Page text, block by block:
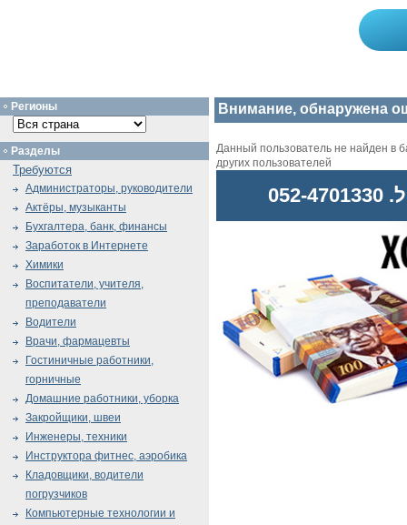
Внимание, обнаружена
Данный пользователь не найден в
других пользователей
Регионы
Разделы
Требуются
Администраторы, руководители
Актёры, музыканты
Бухгалтера, банк, финансы
Заработок в Интернете
Химики
Воспитатели, учителя,
преподаватели
Водители
Врачи, фармацевты
Гостиничные работники,
горничные
Домашние работники, уборка
Закройщики, швеи
Инженеры, техники
Инструктора фитнес, аэробика
Кладовщики, водители
погрузчиков
Компьютерные технологии и